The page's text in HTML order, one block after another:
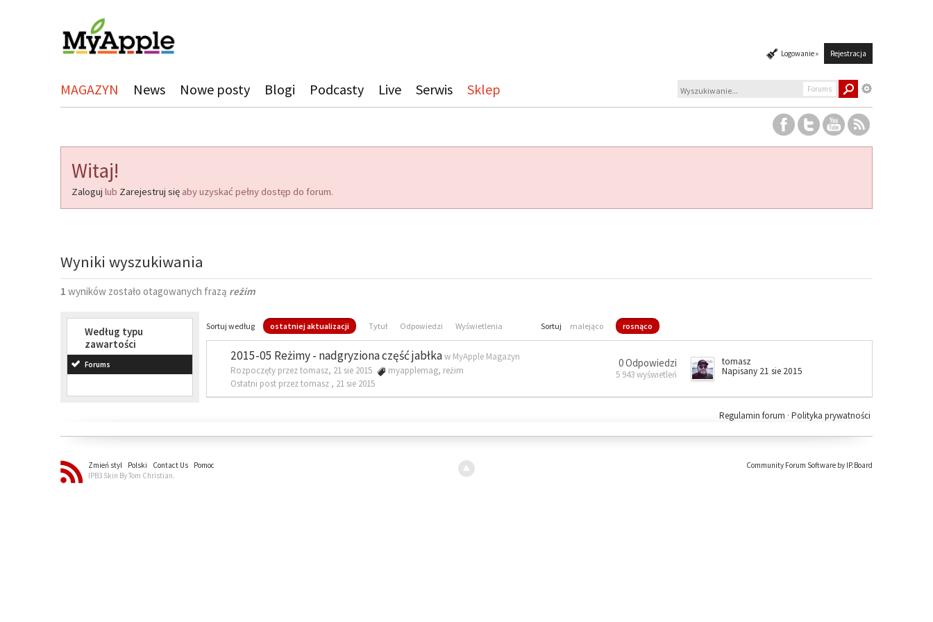
Logowanie » Rejestracja
MAGAZYN News Nowe posty Blogi Podcasty Live Serwis Sklep Forums
Witaj!
Zaloguj lub Zarejestruj się aby uzyskać pełny dostęp do forum.
Wyniki wyszukiwania
1 wyników zostało otagowanych frazą reżim
Według typu
zawartości
Forums
Sortuj według ostatniej aktualizacji Tytuł Odpowiedzi Wyświetlenia Sortuj malejąco rosnąco
2015-05 Reżimy - nadgryziona część jabłkaw MyApple Magazyn
Rozpoczęty przez tomasz, 21 sie 2015
myapplemag, reżim
Ostatni post przez tomasz , 21 sie 2015
0 Odpowiedzi
5 943 wyświetleń
tomasz
Napisany 21 sie 2015
Polityka prywatności
Regulamin forum ·
Zmień styl Polski Contact Us
Pomoc
IPB3 Skin By Tom Christian.
Community Forum Software by IP.Board